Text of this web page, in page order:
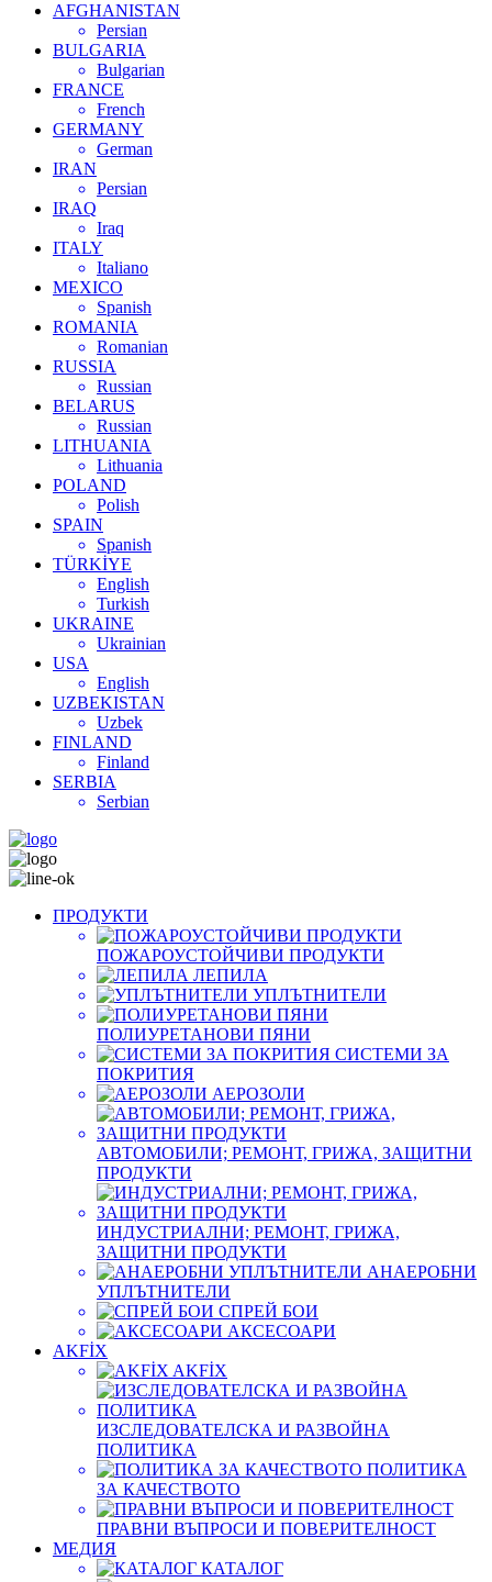
AFGHANISTAN
Persian
BULGARIA
Bulgarian
FRANCE
French
GERMANY
German
IRAN
Persian
IRAQ
Iraq
ITALY
Italiano
MEXICO
Spanish
ROMANIA
Romanian
RUSSIA
Russian
BELARUS
Russian
LITHUANIA
Lithuania
POLAND
Polish
SPAIN
Spanish
TÜRKİYE
English
Turkish
UKRAINE
Ukrainian
USA
English
UZBEKISTAN
Uzbek
FINLAND
Finland
SERBIA
Serbian
ПРОДУКТИ
ПОЖАРОУСТОЙЧИВИ ПРОДУКТИ
ЛЕПИЛА
УПЛЪТНИТЕЛИ
ПОЛИУРЕТАНОВИ ПЯНИ
СИСТЕМИ ЗА
ПОКРИТИЯ
АЕРОЗОЛИ
АВТОМОБИЛИ; РЕМОНТ, ГРИЖА, ЗАЩИТНИ
ПРОДУКТИ
ИНДУСТРИАЛНИ; РЕМОНТ, ГРИЖА,
ЗАЩИТНИ ПРОДУКТИ
АНАЕРОБНИ
УПЛЪТНИТЕЛИ
СПРЕЙ БОИ
АКСЕСОАРИ
AKFİX
AKFİX
ИЗСЛЕДОВАТЕЛСКА И РАЗВОЙНА
ПОЛИТИКА
ПОЛИТИКА
ЗА КАЧЕСТВОТО
ПРАВНИ ВЪПРОСИ И ПОВЕРИТЕЛНОСТ
МЕДИЯ
КАТАЛОГ